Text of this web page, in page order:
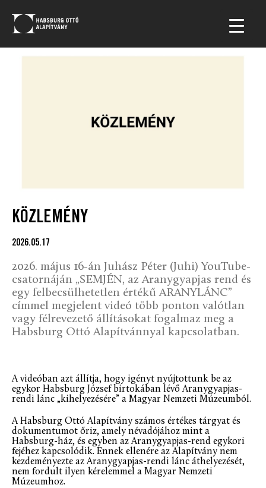
KÖZLEMÉNY
2026.05.17
2026. május 16-án Juhász Péter (Juhi) YouTube-
csatornáján „SEMJÉN, az Aranygyapjas rend és
egy felbecsülhetetlen értékű ARANYLÁNC”
címmel megjelent videó több ponton valótlan
vagy félrevezető állításokat fogalmaz meg a
Habsburg Ottó Alapítvánnyal kapcsolatban.
A videóban azt állítja, hogy igényt nyújtottunk be az
egykor Habsburg József birtokában lévő Aranygyapjas-
rendi lánc „kihelyezésére” a Magyar Nemzeti Múzeumból.
A Habsburg Ottó Alapítvány számos értékes tárgyat és
dokumentumot őriz, amely névadójához mint a
Habsburg-ház, és egyben az Aranygyapjas-rend egykori
fejéhez kapcsolódik. Ennek ellenére az Alapítvány nem
kezdeményezte az Aranygyapjas-rendi lánc áthelyezését,
nem fordult ilyen kérelemmel a Magyar Nemzeti
Múzeumhoz.